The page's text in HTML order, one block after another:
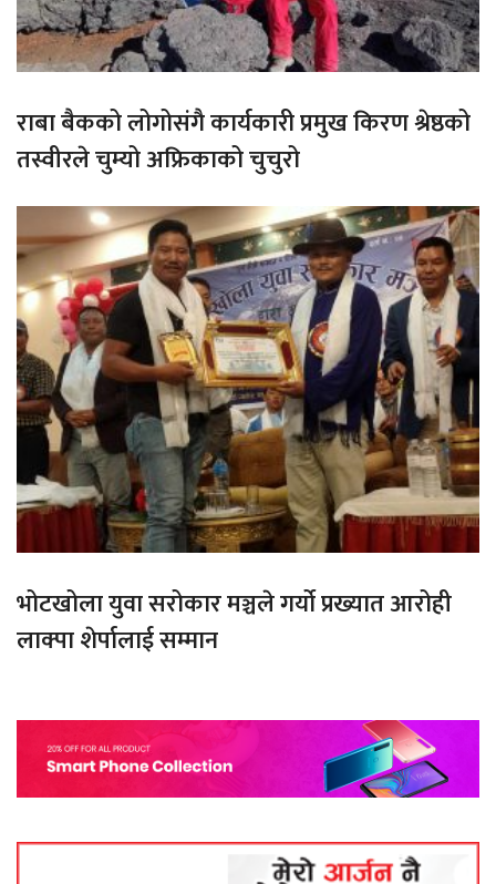
राबा बैकको लोगोसंगै कार्यकारी प्रमुख किरण श्रेष्ठको
तस्वीरले चुम्यो अफ्रिकाको चुचुरो
भोटखोला युवा सरोकार मञ्चले गर्यो प्रख्यात आरोही
लाक्पा शेर्पालाई सम्मान